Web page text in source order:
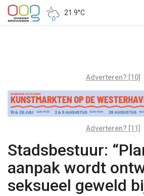
21.9°C
Adverteren? [10]
Adverteren? [11]
Stadsbestuur:
aanpak wordt
seksueel geweld